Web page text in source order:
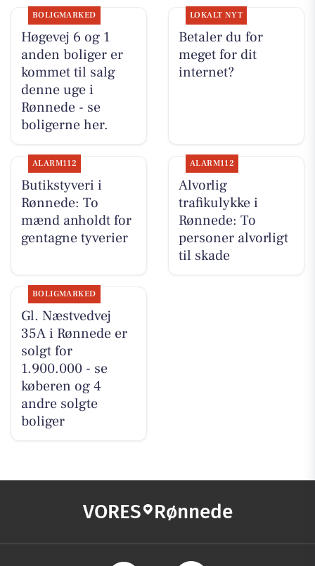
BOLIGMARKED
Høgevej 6 og 1
anden boliger er
kommet til salg
denne uge i
Rønnede - se
boligerne her.
LOKALT NYT
Betaler du for
meget for dit
internet?
ALARM112
Butikstyveri i
Rønnede: To
mænd anholdt for
gentagne tyverier
ALARM112
Alvorlig
trafikulykke i
Rønnede: To
personer alvorligt
til skade
BOLIGMARKED
Gl. Næstvedvej
35A i Rønnede er
solgt for
1.900.000 - se
køberen og 4
andre solgte
boliger
VORES Rønnede